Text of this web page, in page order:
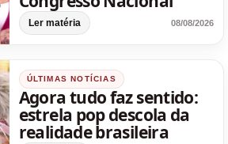
Ler matéria 08/08/2026
ÚLTIMAS NOTÍCIAS
Agora tudo faz sentido:
estrela pop descola da
realidade brasileira